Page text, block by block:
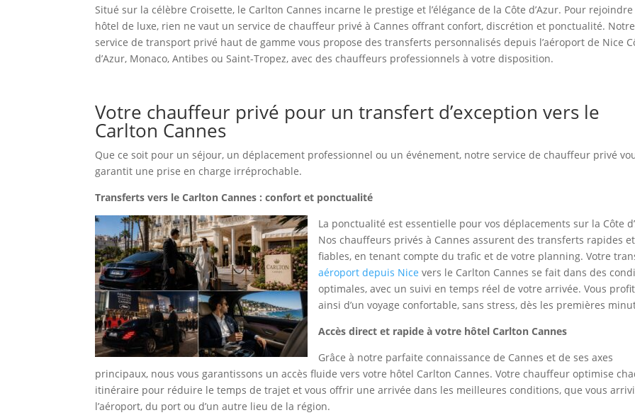
Situé sur la célèbre Croisette, le Carlton Cannes incarne le prestige et l’élégance de la Côte d’Azur. Pour
hôtel de luxe, rien ne vaut un service de chauffeur privé à Cannes offrant confort, discrétion et ponctualité. Notre
service de transport privé haut de gamme vous propose des transferts personnalisés depuis l’aéroport de Nice
d’Azur, Monaco, Antibes ou Saint-Tropez, avec des chauffeurs professionnels à votre disposition.
Votre chauffeur privé pour un transfert d’exception vers le
Carlton Cannes
Que ce soit pour un séjour, un déplacement professionnel ou un événement, notre service de chauffeur privé
garantit une prise en charge irréprochable.
Transferts vers le Carlton Cannes : confort et ponctualité
La ponctualité est essentielle pour vos déplacements sur la Côte
Nos chauffeurs privés à Cannes assurent des transferts rapides et
fiables, en tenant compte du trafic et de votre planning. Votre
aéroport depuis Nice vers le Carlton Cannes se fait dans des
optimales, avec un suivi en temps réel de votre arrivée. Vous
ainsi d’un voyage confortable, sans stress, dès les premières
Accès direct et rapide à votre hôtel Carlton Cannes
Grâce à notre parfaite connaissance de Cannes et de ses axes
principaux, nous vous garantissons un accès fluide vers votre hôtel Carlton Cannes. Votre chauffeur optimise
itinéraire pour réduire le temps de trajet et vous offrir une arrivée dans les meilleures conditions, que vous
l’aéroport, du port ou d’un autre lieu de la région.